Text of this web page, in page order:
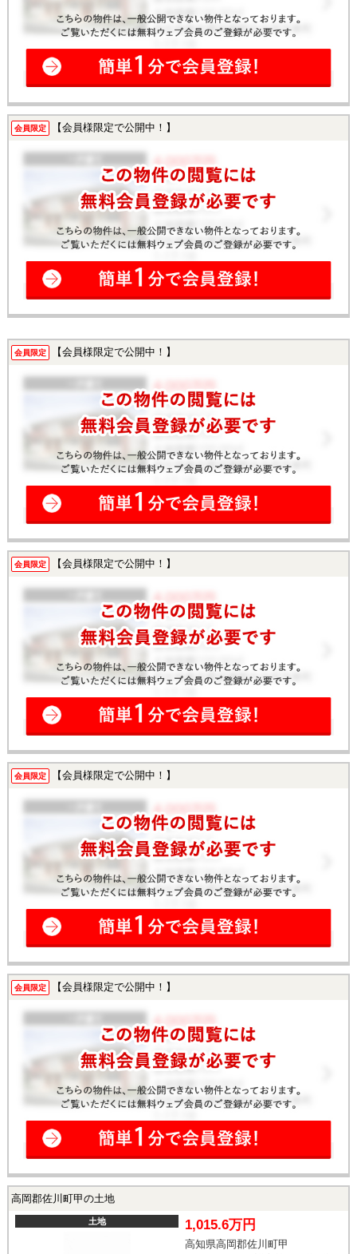
会員限定 【会員様限定で公開中！】
会員限定 【会員様限定で公開中！】
会員限定 【会員様限定で公開中！】
会員限定 【会員様限定で公開中！】
会員限定 【会員様限定で公開中！】
高岡郡佐川町甲の土地
土地 1,015.6万円
高知県高岡郡佐川町甲